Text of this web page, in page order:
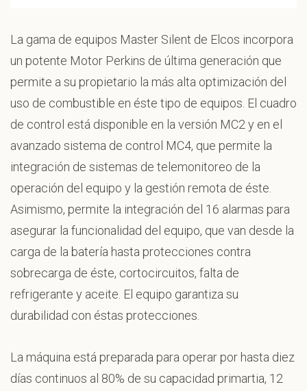
La gama de equipos Master Silent de Elcos incorpora
un potente Motor Perkins de última generación que
permite a su propietario la más alta optimización del
uso de combustible en éste tipo de equipos. El cuadro
de control está disponible en la versión MC2 y en el
avanzado sistema de control MC4, que permite la
integración de sistemas de telemonitoreo de la
operación del equipo y la gestión remota de éste.
Asimismo, permite la integración del 16 alarmas para
asegurar la funcionalidad del equipo, que van desde la
carga de la batería hasta protecciones contra
sobrecarga de éste, cortocircuitos, falta de
refrigerante y aceite. El equipo garantiza su
durabilidad con éstas protecciones.
La máquina está preparada para operar por hasta diez
días continuos al 80% de su capacidad primartia, 12